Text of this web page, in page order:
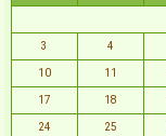
3 4
10 11
17 18
24 25